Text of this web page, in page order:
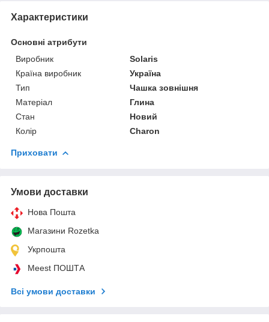
Характеристики
Основні атрибути
Виробник
Solaris
Країна виробник
Україна
Тип
Чашка зовнішня
Матеріал
Глина
Стан
Новий
Колір
Charon
Приховати
Умови доставки
Нова Пошта
Магазини Rozetka
Укрпошта
Meest ПОШТА
Всі умови доставки